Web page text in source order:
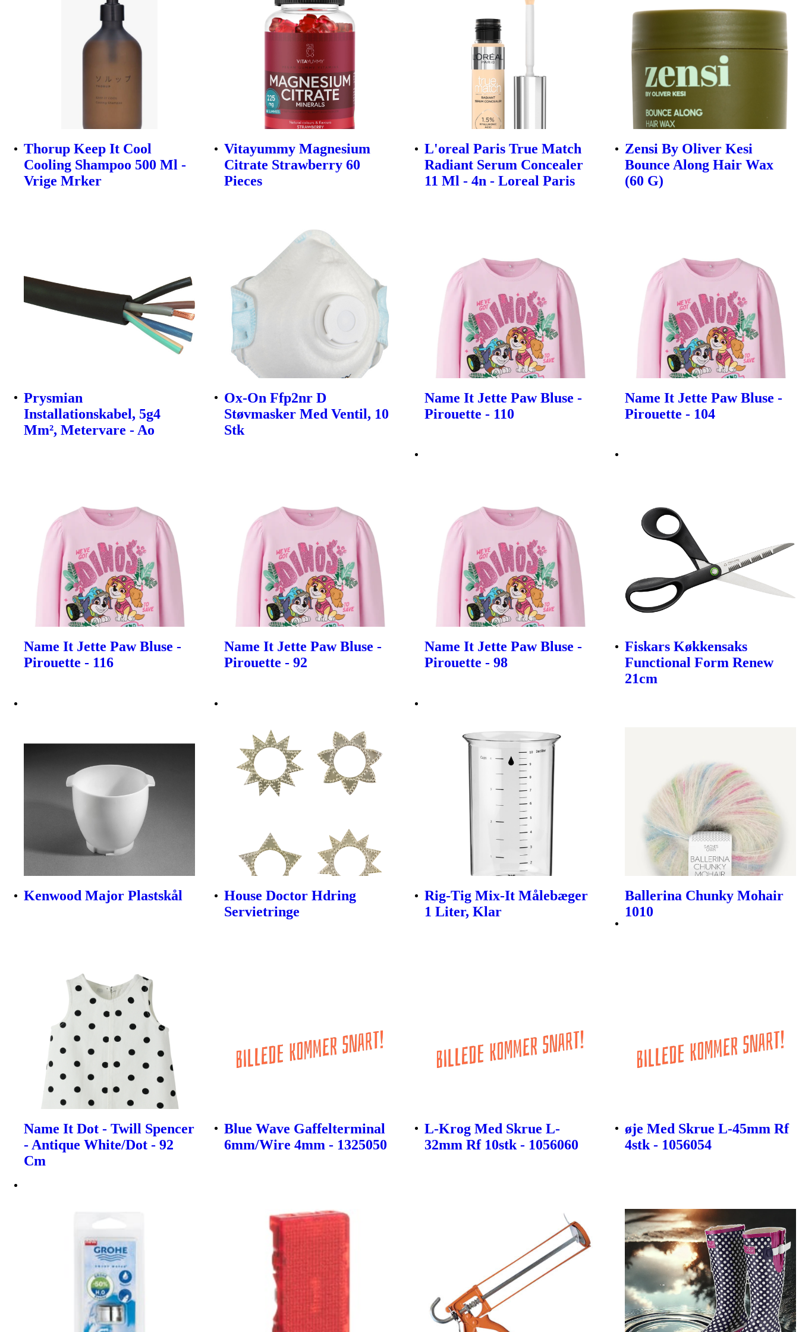
Thorup Keep It Cool
Cooling Shampoo 500 Ml -
Vrige Mrker
Vitayummy Magnesium
Citrate Strawberry 60
Pieces
L'oreal Paris True Match
Radiant Serum Concealer
11 Ml - 4n - Loreal Paris
Zensi By Oliver Kesi
Bounce Along Hair Wax
(60 G)
Prysmian
Installationskabel, 5g4
Mm², Metervare - Ao
Ox-On Ffp2nr D
Støvmasker Med Ventil, 10
Stk
Name It Jette Paw Bluse -
Pirouette - 110
Name It Jette Paw Bluse -
Pirouette - 104
Name It Jette Paw Bluse -
Pirouette - 116
Name It Jette Paw Bluse -
Pirouette - 92
Name It Jette Paw Bluse -
Pirouette - 98
Fiskars Køkkensaks
Functional Form Renew
21cm
Kenwood Major Plastskål
House Doctor Hdring
Servietringe
Rig-Tig Mix-It Målebæger
1 Liter, Klar
Ballerina Chunky Mohair
1010
Name It Dot - Twill Spencer
- Antique White/Dot - 92
Cm
Blue Wave Gaffelterminal
6mm/Wire 4mm - 1325050
L-Krog Med Skrue L-
32mm Rf 10stk - 1056060
øje Med Skrue L-45mm Rf
4stk - 1056054